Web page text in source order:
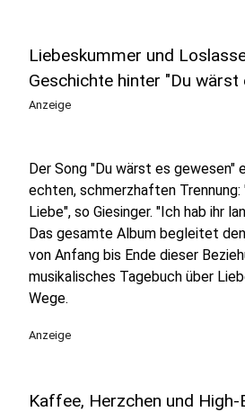
Liebeskummer und
Geschichte hinter "Du wärst
Anzeige
Der Song "Du wärst es gewesen"
echten, schmerzhaften Trennung:
Liebe", so Giesinger. "Ich hab ihr
Das gesamte Album begleitet
von Anfang bis Ende dieser
musikalisches Tagebuch über
Wege.
Anzeige
Kaffee, Herzchen und High-